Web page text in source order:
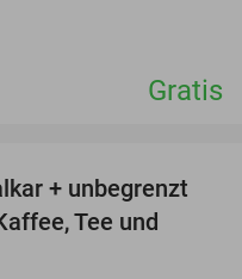
Gratis
32%
+ unbegrenzt
Tee und